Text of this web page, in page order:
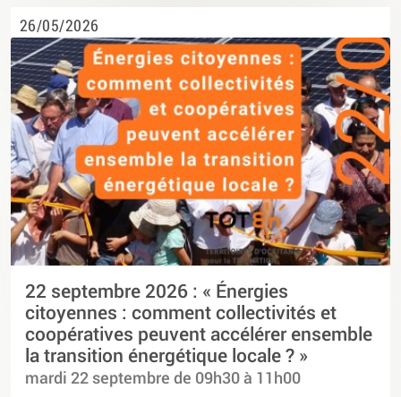
26/05/2026
22 septembre 2026 : « Énergies
citoyennes : comment collectivités et
coopératives peuvent accélérer ensemble
la transition énergétique locale ? »
mardi 22 septembre de 09h30 à 11h00